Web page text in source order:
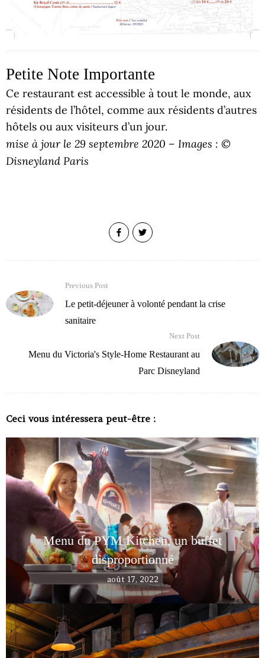
Petite Note Importante
Ce restaurant est accessible à tout le monde, aux
résidents de l’hôtel, comme aux résidents d’autres
hôtels ou aux visiteurs d’un jour.
mise à jour le 29 septembre 2020 – Images : ©
Disneyland Paris
Previous Post
Le petit-déjeuner à volonté pendant la crise
sanitaire
Next Post
Menu du Victoria's Style-Home Restaurant au
Parc Disneyland
Ceci vous intéressera peut-être :
Menu du PYM Kitchen, un buffet
disproportionné
août 17, 2022